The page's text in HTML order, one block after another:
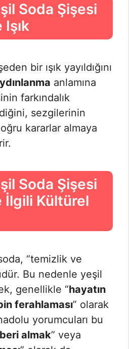
Soda Şişesi
bir ışık yayıldığını
anlamına
farkındalık
sezgilerinin
kararlar almaya
Soda Şişesi
İlgili Kültürel
“temizlik ve
Bu nedenle yeşil
genellikle “hayatın
ferahlaması” olarak
yorumcuları bu
almak” veya